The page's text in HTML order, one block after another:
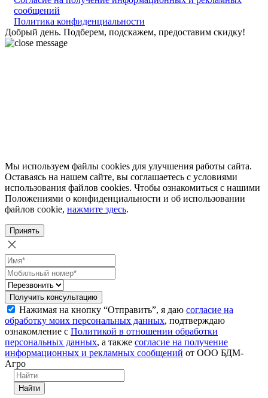
сообщений
Политика конфиденциальности
Добрый день. Подберем, подскажем, предоставим скидку!
Мы используем файлы cookies для улучшения работы сайта.
Оставаясь на нашем сайте, вы соглашаетесь с условиями
использования файлов cookies. Чтобы ознакомиться с нашими
Положениями о конфиденциальности и об использовании
файлов cookie, нажмите здесь.
Принять
Получить консультацию
Нажимая на кнопку “Отправить”, я даю согласие на
обработку моих персональных данных, подтверждаю
ознакомление с Политикой в отношении обработки
персональных данных, а также согласие на получение
информационных и рекламных сообщений от ООО БДМ-
Агро
Найти